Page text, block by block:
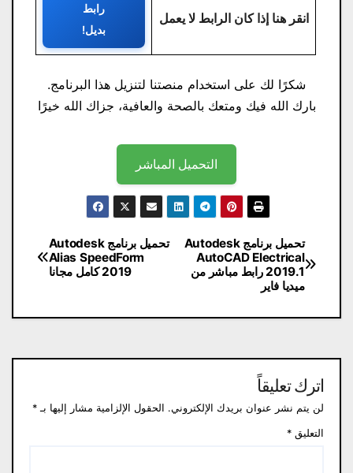
انقر هنا إذا كان الرابط لا يعمل
رابط
بديل!
شكرًا لك على استخدام منصتنا لتنزيل هذا البرنامج.
بارك الله فيك ومتعك بالصحة والعافية، جزاك الله خيرًا
التحميل المباشر
تصفّح
المقالات
تحميل برنامج Autodesk
Alias SpeedForm
2019 كامل مجانا
تحميل برنامج Autodesk
AutoCAD Electrical
2019.1 رابط مباشر من
ميديا فاير
اترك تعليقاً
لن يتم نشر عنوان بريدك الإلكتروني. الحقول الإلزامية مشار إليها بـ *
التعليق *